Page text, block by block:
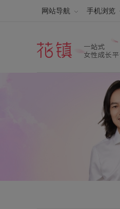
网站导航 手机浏览